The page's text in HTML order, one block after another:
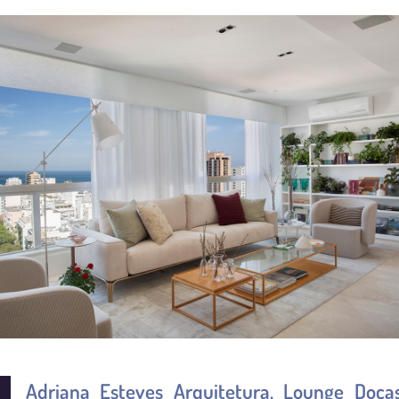
Adriana Esteves Arquitetura, Lounge